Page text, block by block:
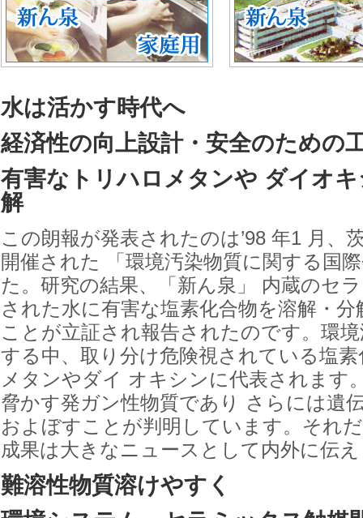
水は活かす時代へ
経済性の向上設計・安全のための
有害なトリハロメタンや ダイオ
解
この朗報が発表されたのは’98 年1 月、
開催された 「環境汚染物質に関する国
た。研究の結果、「新ん泉」 内蔵のセ
された水に有害な塩素化合物を溶解・
ことが立証され報告されたのです。環
する中、取り分け危険視されている塩
メタンやダイ オキシンに代表されます
脅かす発ガン性物質であり さらには遺
およぼすことが判明しています。それ
成果は大きなニュースとして内外に伝
難溶性物質溶けやすく